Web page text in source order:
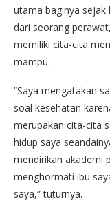
utama baginya sejak
dari seorang
memiliki cita-cita
mampu.
“Saya mengatakan
soal kesehatan
merupakan cita-cita
hidup saya
mendirikan akademi
menghormati ibu
saya,” tuturnya.